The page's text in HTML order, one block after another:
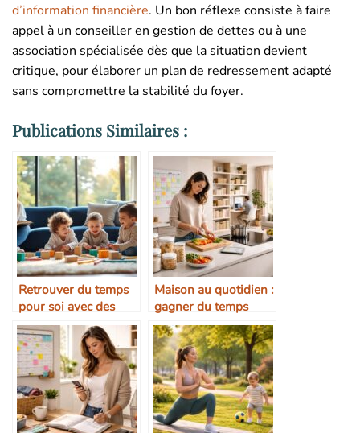
d’information financière. Un bon réflexe consiste à faire
appel à un conseiller en gestion de dettes ou à une
association spécialisée dès que la situation devient
critique, pour élaborer un plan de redressement adapté
sans compromettre la stabilité du foyer.
Publications Similaires :
Retrouver du temps
pour soi avec des
enfants à la maison
Maison au quotidien :
gagner du temps
grâce à une meilleure
organisation